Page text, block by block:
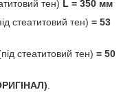
тен) L = 350 мм
стеатитовий тен) = 53
стеатитовий тен) = 50